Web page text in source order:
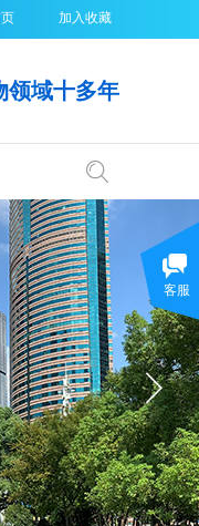
加入收藏
领域十多年
搜索
客服